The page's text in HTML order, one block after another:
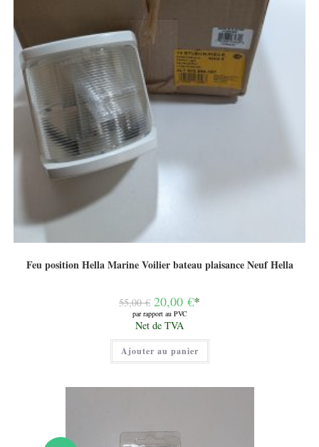
Feu position Hella Marine Voilier bateau plaisance Neuf Hella
55,00€ Le
prix
initial
était :
55,00 €.
20,00 €*
par rapport au PVC
Le
prix
actuel
est :
20,00 €.
Net de TVA
Ajouter au panier